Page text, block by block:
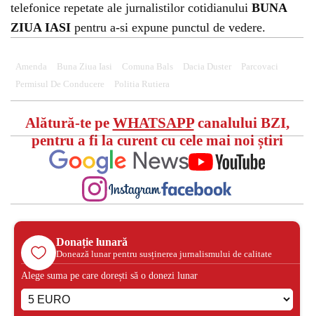
telefonice repetate ale jurnalistilor cotidianului BUNA
ZIUA IASI pentru a-si expune punctul de vedere.
Amenda Buna Ziua Iasi Comuna Bals Dacia Duster
Parcovaci
Permisul De Conducere
Politia Rutiera
Alătură-te pe WHATSAPPcanalului BZI,
pentru a fi la curent cu cele mai noi știri
Donație lunară
Donează lunar pentru susținerea jurnalismului de calitate
Alege suma pe care dorești să o donezi lunar